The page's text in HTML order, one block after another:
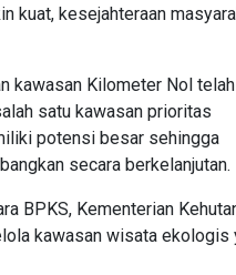
kuat, kesejahteraan
kawasan Kilometer Nol telah
satu kawasan prioritas
potensi besar sehingga
secara berkelanjutan.
BPKS, Kementerian
kawasan wisata ekologis